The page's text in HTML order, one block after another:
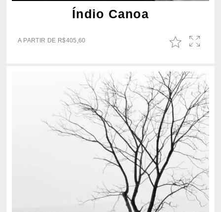
Índio Canoa
A PARTIR DE R$405,60